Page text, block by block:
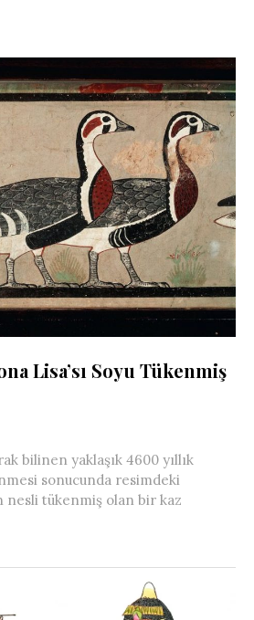
Lisa’sı Soyu Tükenmiş
bilinen yaklaşık 4600 yıllık
sonucunda resimdeki
nesli tükenmiş olan bir kaz